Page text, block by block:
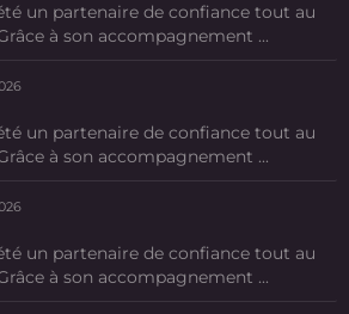
un partenaire de confiance tout au
à son accompagnement ...
un partenaire de confiance tout au
à son accompagnement ...
un partenaire de confiance tout au
à son accompagnement ...